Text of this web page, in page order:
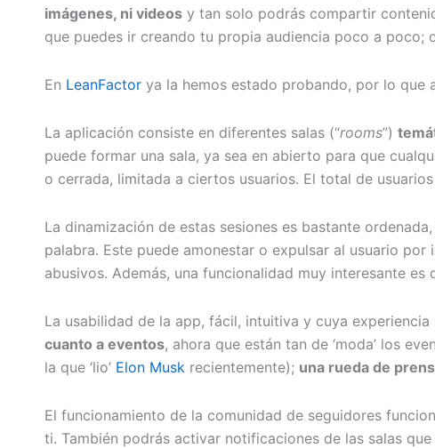
imágenes, ni videos y tan solo podrás compartir
que puedes ir creando tu propia audiencia poco a poco; o
En LeanFactor ya la hemos estado probando, por lo que
La aplicación consiste en diferentes salas (“rooms”)
puede formar una sala, ya sea en abierto para que
o cerrada, limitada a ciertos usuarios. El total de
La dinamización de estas sesiones es bastante
palabra. Este puede amonestar o expulsar al usuario
abusivos. Además, una funcionalidad muy interesante
La usabilidad de la app, fácil, intuitiva y cuya
cuanto a eventos, ahora que están tan de ‘moda’ los
la que ‘lio’ Elon Musk recientemente); una rueda de
El funcionamiento de la comunidad de seguidores
ti. También podrás activar notificaciones de las salas